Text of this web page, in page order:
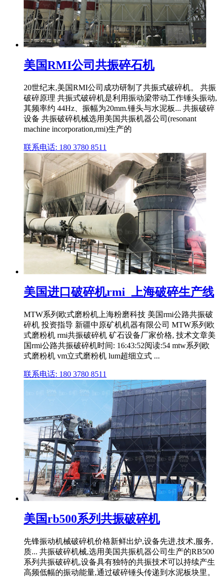
美国RMI公司共振碎石机
20世纪末,美国RMI公司成功研制了共振式破碎机。 共振
破碎原理 共振式破碎机是利用振动梁带动工作锤头振动,
其频率约 44Hz、振幅为20mm.锤头与水泥板... 共振破碎
设备 共振破碎机械选用美国共振机器公司(resonant
machine incorporation,rmi)生产的
联系电话: 180 3780 8511
美国进口破碎机rmi_上海破碎生产线
MTW系列欧式磨粉机上海粉磨科技 美国rmi公路共振破
碎机 投资指导 新疆中原矿机机器有限公司 MTW系列欧
式磨粉机 rmi共振破碎机 矿石设备厂家价格, 技术文章美
国rmi公路共振破碎机时间: 16:43:52阅读:54 mtw系列欧
式磨粉机 vm立式磨粉机 lum超细立式 ...
联系电话: 180 3780 8511
美国rb500系列共振破碎机
先锋振动机械破碎机价格新鲜出炉,设备先进,技术,服务,
质... 共振破碎机械,选用美国共振机器公司生产的RB500
系列共振破碎机,设备具有独特的共振技术可以持续产生
高频低幅的振动能量,通过破碎锤头传递到水泥板块里。